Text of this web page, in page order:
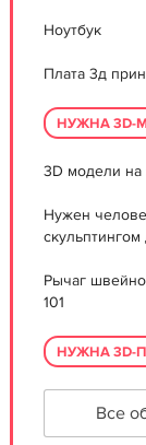
Ноутбук
Плата 3д
НУЖНА 3D-
3D модели на
Нужен
Рычаг
101
НУЖНА 3D-
Все